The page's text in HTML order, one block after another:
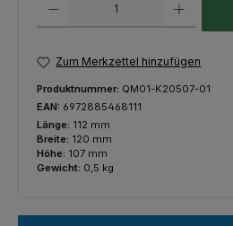
Zum Merkzettel hinzufügen
Produktnummer: QM01-K20507-01
EAN: 6972885468111
Länge: 112 mm
Breite: 120 mm
Höhe: 107 mm
Gewicht: 0,5 kg